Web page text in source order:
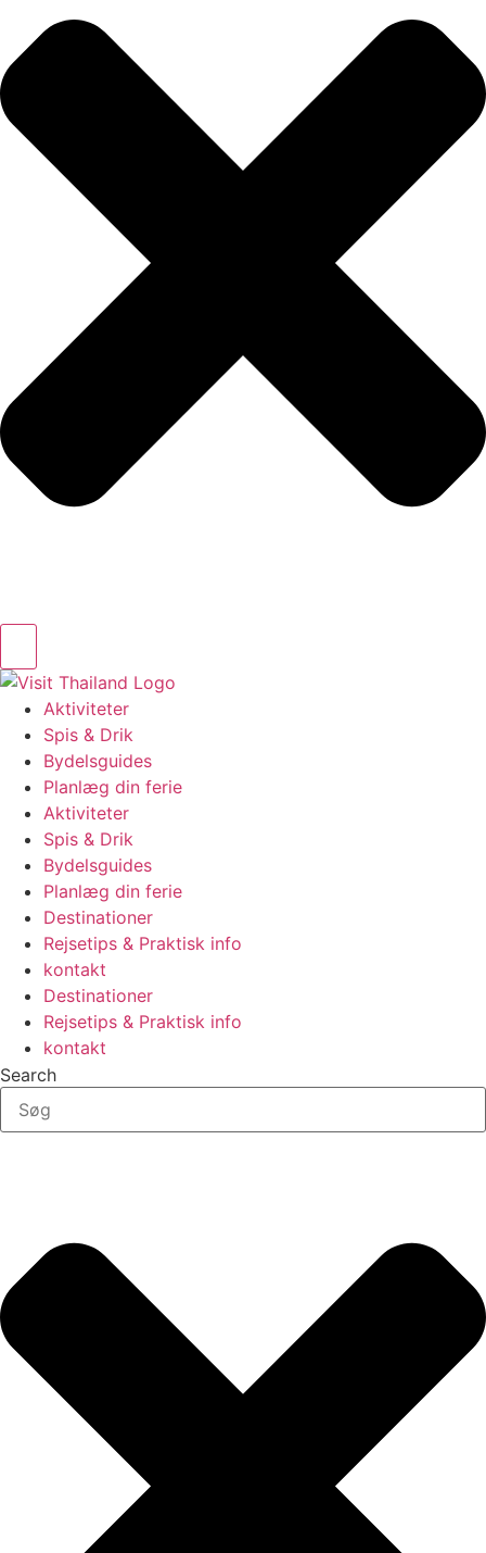
Aktiviteter
Spis & Drik
Bydelsguides
Planlæg din ferie
Aktiviteter
Spis & Drik
Bydelsguides
Planlæg din ferie
Destinationer
Rejsetips & Praktisk info
kontakt
Destinationer
Rejsetips & Praktisk info
kontakt
Search